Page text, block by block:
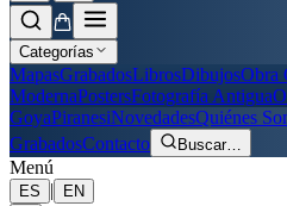
Categorías
MapasGrabadosLibrosDibujosObra
ModernaPostersFotografía Antigua
GoyaPiranesiNovedadesQuiénes
GrabadosContacto Buscar…
Menú
ES |
EN